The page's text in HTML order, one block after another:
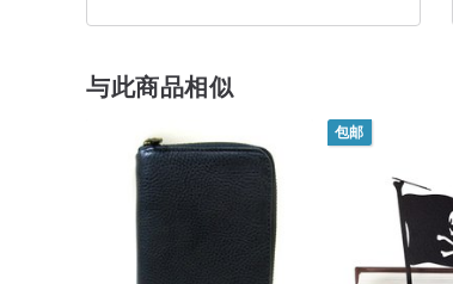
与此商品相似
包邮